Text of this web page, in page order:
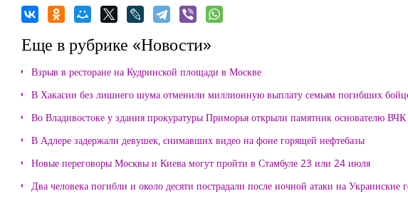
Еще в рубрике «Новости»
Взрыв в ресторане на Кудринской площади в Москве
В Хакасии без лишнего шума отменили миллионную выплату семьям погибших
Во Владивостоке у здания прокуратуры Приморья открыли памятник основателю
В Адлере задержали девушек, снимавших видео на фоне горящей нефтебазы
Новые переговоры Москвы и Киева могут пройти в Стамбуле 23 или 24 июля
Два человека погибли и около десяти пострадали после ночной атаки на Украинские